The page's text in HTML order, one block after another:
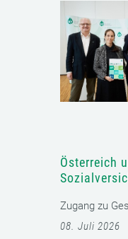
Österreich
Zugang zu
08. Juli 2026